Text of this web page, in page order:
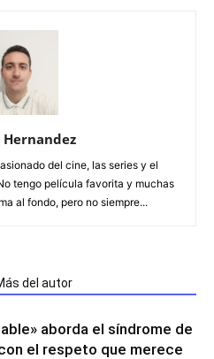
del cine, las series y el
tengo película favorita y muchas
al fondo, pero no siempre...
del autor
aborda el síndrome de
el respeto que merece